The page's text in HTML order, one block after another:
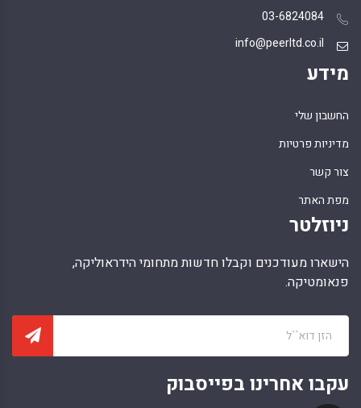
03-6824084
info@peerltd.co.il
מידע
החשבון שלי
מדיניות פרטיות
צור קשר
מפת האתר
ניוזלטר
הישארו מעודכנים וקבלו חדשות מתחומי הידראוליקה,
פנאומטיקה.
עקבו אחרינו בפייסבוק